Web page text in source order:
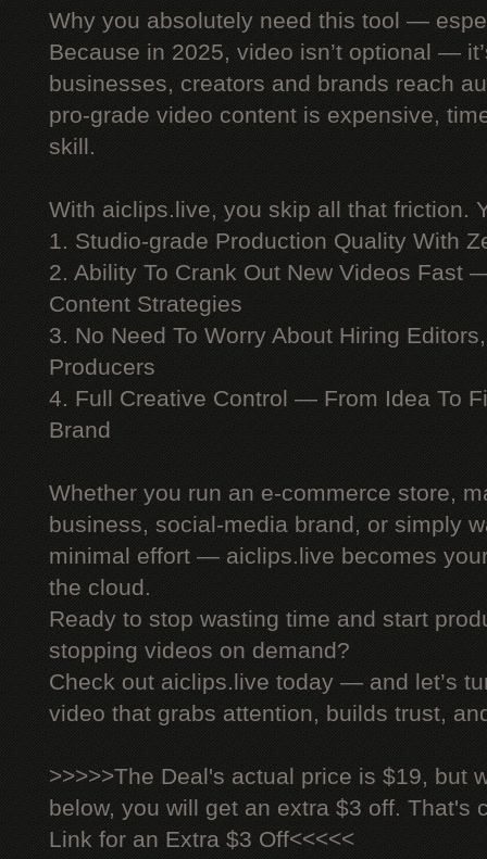
Why you absolutely need this tool —
Because in 2025, video isn’t optional —
businesses, creators and brands reach
pro-grade video content is expensive,
skill.
With aiclips.live, you skip all that friction.
1. Studio-grade Production Quality With
2. Ability To Crank Out New Videos Fast
Content Strategies
3. No Need To Worry About Hiring
Producers
4. Full Creative Control — From Idea To
Brand
Whether you run an e-commerce store,
business, social-media brand, or simply
minimal effort — aiclips.live becomes
the cloud.
Ready to stop wasting time and start
stopping videos on demand?
Check out aiclips.live today — and let’s
video that grabs attention, builds trust,
>>>>>The Deal's actual price is $19, but
below, you will get an extra $3 off. That's
Link for an Extra $3 Off<<<<<